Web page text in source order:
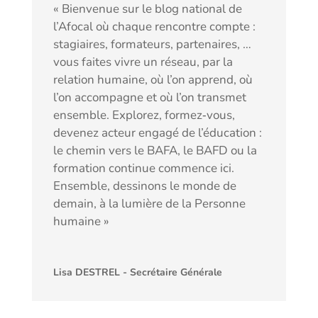
« Bienvenue sur le blog national de
l’Afocal où chaque rencontre compte :
stagiaires, formateurs, partenaires, …
vous faites vivre un réseau, par la
relation humaine, où l’on apprend, où
l’on accompagne et où l’on transmet
ensemble. Explorez, formez‑vous,
devenez acteur engagé de l’éducation :
le chemin vers le BAFA, le BAFD ou la
formation continue commence ici.
Ensemble, dessinons le monde de
demain, à la lumière de la Personne
humaine »
Lisa DESTREL - Secrétaire Générale